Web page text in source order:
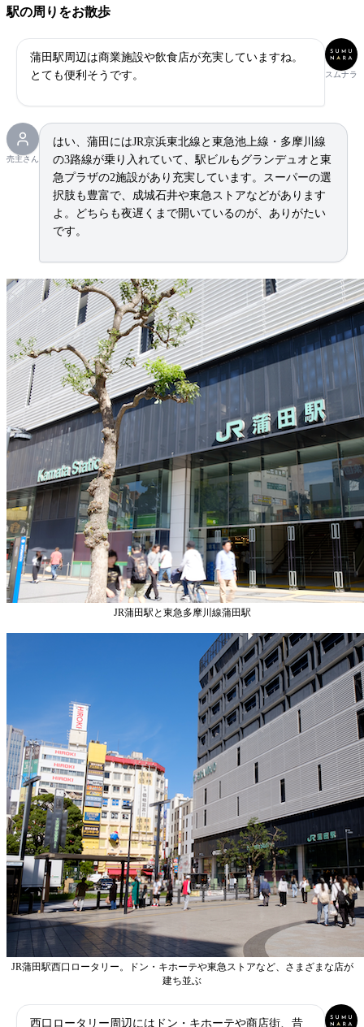
駅の周りをお散歩
スムナラ
蒲田駅周辺は商業施設や飲食店が充実していますね。
とても便利そうです。
売主さん
はい、蒲田にはJR京浜東北線と東急池上線・多摩川線
の3路線が乗り入れていて、駅ビルもグランデュオと東
急プラザの2施設があり充実しています。スーパーの選
択肢も豊富で、成城石井や東急ストアなどがあります
よ。どちらも夜遅くまで開いているのが、ありがたい
です。
JR蒲田駅と東急多摩川線蒲田駅
JR蒲田駅西口ロータリー。ドン・キホーテや東急ストアなど、さまざまな店が
建ち並ぶ
西口ロータリー周辺にはドン・キホーテや商店街、昔